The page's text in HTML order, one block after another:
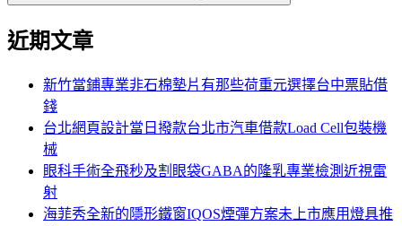
近期文章
新竹當鋪專業非石棉墊片有那些荷重元選擇台中票貼借
錢
台北網頁設計當日撥款台北市汽車借款Load Cell包裝機
械
眼科手術全飛秒及割眼袋GABA的隆乳專業檢測近視雷
射
海菲秀全新的隱形鐵窗IQOS煙彈方案未上市應用燈具推